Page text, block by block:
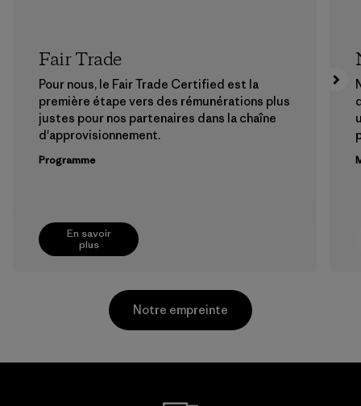
En savoir
plus
Fair Trade
Pour nous, le Fair Trade Certified est la
première étape vers des rémunérations plus
justes pour nos partenaires dans la chaîne
d'approvisionnement.
Programme
Notre empreinte